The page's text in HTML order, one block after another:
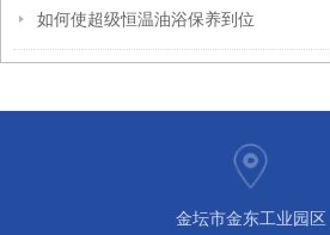
如何使超级恒温油浴保养到位
金坛市金东工业园区